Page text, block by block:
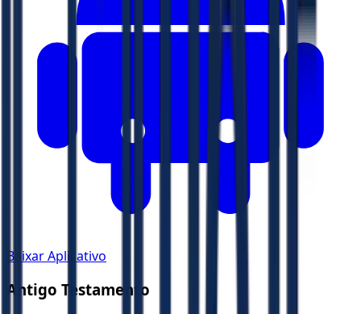
Baixar Aplicativo
Antigo Testamento